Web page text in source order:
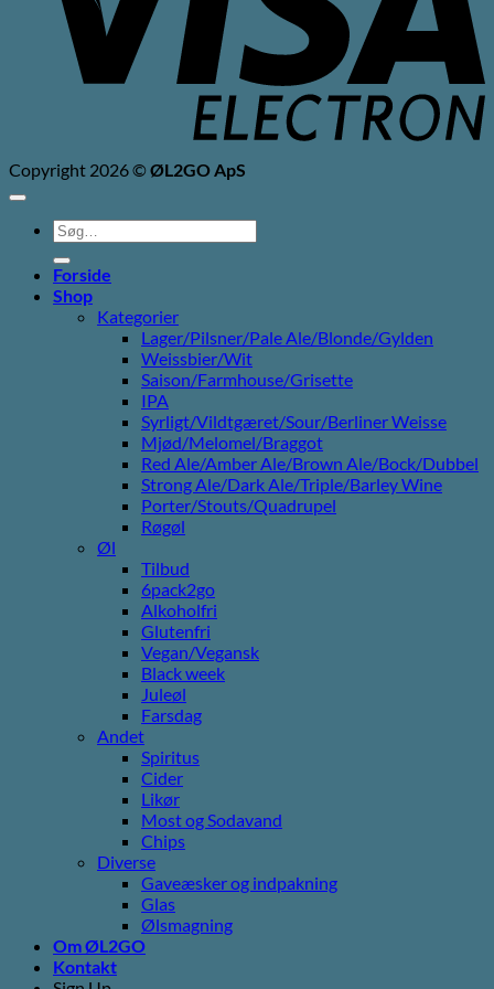
Copyright 2026 ©ØL2GO ApS
Søg
efter:
Forside
Shop
Kategorier
Lager/Pilsner/Pale Ale/Blonde/Gylden
Weissbier/Wit
Saison/Farmhouse/Grisette
IPA
Syrligt/Vildtgæret/Sour/Berliner Weisse
Mjød/Melomel/Braggot
Red Ale/Amber Ale/Brown Ale/Bock/Dubbel
Strong Ale/Dark Ale/Triple/Barley Wine
Porter/Stouts/Quadrupel
Røgøl
Øl
Tilbud
6pack2go
Alkoholfri
Glutenfri
Vegan/Vegansk
Black week
Juleøl
Farsdag
Andet
Spiritus
Cider
Likør
Most og Sodavand
Chips
Diverse
Gaveæsker og indpakning
Glas
Ølsmagning
Om ØL2GO
Kontakt